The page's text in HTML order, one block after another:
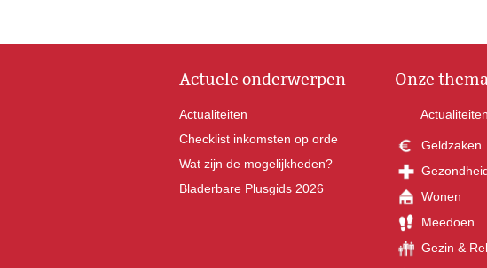
Actuele onderwerpen
Actualiteiten
Checklist inkomsten op orde
Wat zijn de mogelijkheden?
Bladerbare Plusgids 2026
Onze
Actualiteiten
Geldzaken
Wonen
Meedoen
Gezin &